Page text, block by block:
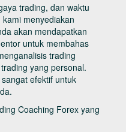
trading, dan waktu
menyediakan
akan mendapatkan
untuk membahas
trading
yang personal.
efektif untuk
Coaching Forex yang